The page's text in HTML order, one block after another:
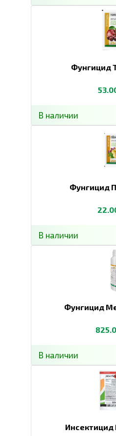
НИССОРАН (0,5 кг/га) +
– для
и расширения
особенно нижней
МИРОВОЙ ОПЫТ
клещами на таких
баклажаны, декоративные
черная смородина
Фунгицид
В наличии
Фунгицид
В наличии
Фунгицид
В наличии